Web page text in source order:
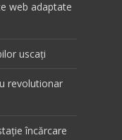
web adaptate
uscați
revolutionar
încărcare